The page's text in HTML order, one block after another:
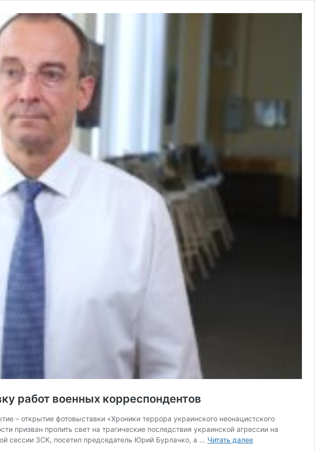
работ военных корреспондентов
– открытие фотовыставки «Хроники террора украинского неонацистского
пролить свет на трагические последствия украинской агрессии на
сессии ЗСК, посетил председатель Юрий Бурлачко, а … Читать далееПредседатель